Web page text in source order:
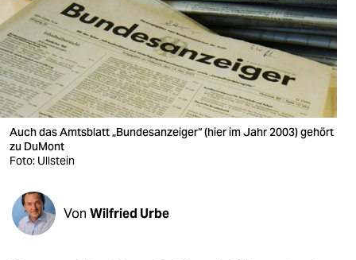
nord
wahrheit
verlag
verlag
veranstaltungen
fragen & hilfe
Auch das Amtsblatt „Bundes­anzeiger“ (hier im Jahr 2003) gehört
zu DuMont
Foto: Ullstein
Von Wilfried Urbe